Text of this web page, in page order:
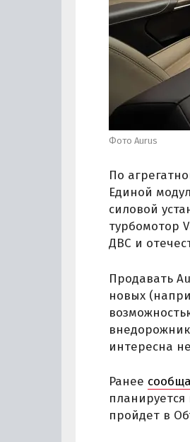
Фото Aurus
По
Единой
силовой
турбомотор
ДВС и
Продавать
новых
интересна
Ранее
пройдет в